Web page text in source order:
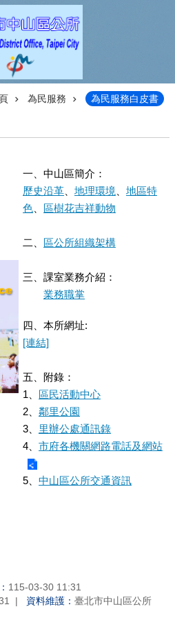
為民服務 為民服務白皮書
一、中山區簡介：
歷史沿革
地理環境
地區特
色
區樹花吉祥動物
二、 區公所組織架構
三、課室業務介紹：
業務職掌
四、本所網址:
[連結]
五、附錄：
1、 區民活動中心
2、 鄰里公園
3、 里辦公處通訊錄
4、 市府各機關網路電話及網站
5、 中山區公所交通資訊
115-03-30 11:31
資料維護： 臺北市中山區公所